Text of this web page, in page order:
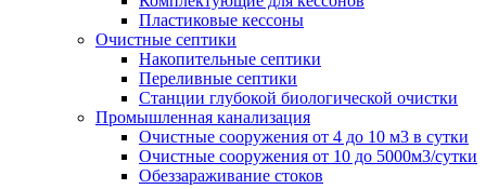
Пластиковые кессоны
Очистные септики
Накопительные септики
Переливные септики
Станции глубокой биологической очистки
Промышленная канализация
Очистные сооружения от 4 до 10 м3 в сутки
Очистные сооружения от 10 до 5000м3/сутки
Обеззараживание стоков